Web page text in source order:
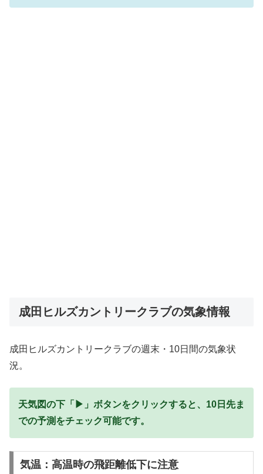
成田ヒルズカントリークラブの気象情報
成田ヒルズカントリークラブの週末・10日間の気象状
況。
天気図の下「▶」ボタンをクリックすると、10日先ま
での予測をチェック可能です。
気温：高温時の飛距離低下に注意